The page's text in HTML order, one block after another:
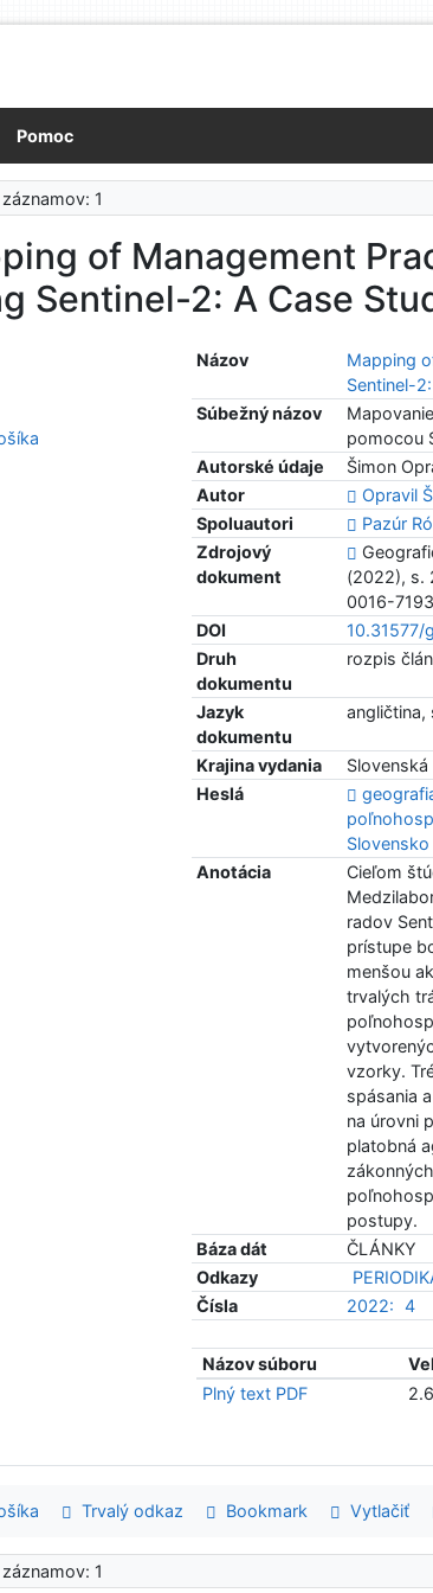
Pomoc
1
of Management
Sentinel-2: A Case
Názov
Mapping
Sentinel-
Súbežný názov
pomocou
Autorské údaje
Šimon
Autor
Opravil
Spoluautori
Pazúr
Zdrojový
dokument
(2022), s.
0016-7193
DOI
10.31577/
Druh
dokumentu
rozpis
Jazyk
dokumentu
angličtina,
Krajina vydania
Heslá
Slovensko
Anotácia
Cieľom
radov
prístupe
menšou
trvalých
vzorky.
spásania
na úrovni
platobná
postupy.
Báza dát
ČLÁNKY
Odkazy
Čísla
2022: 4
Názov súboru
Plný text PDF
Trvalý odkaz Bookmark Vytlačiť
1